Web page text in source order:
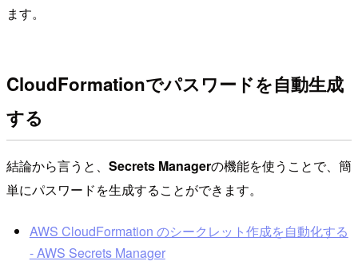
ます。
CloudFormationでパスワードを自動生成
する
結論から言うと、 Secrets Managerの機能を使うことで、簡
単にパスワードを生成することができます。
AWS CloudFormation のシークレット作成を自動化する
- AWS Secrets Manager